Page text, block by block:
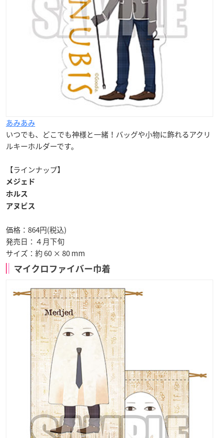
あみあみ
いつでも、どこでも神様と一緒！バッグや小物に飾れるアクリ
ルキーホルダーです。
【ラインナップ】
メジェド
ホルス
アヌビス
価格：864円(税込)
発売日： ４月下旬
サイズ：約 60 × 80 mm
マイクロファイバー巾着